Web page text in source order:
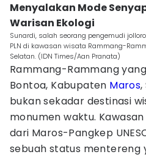
Menyalakan Mode
Warisan Ekologi
Sunardi, salah seorang pengemudi
PLN di kawasan wisata Rammang-
Selatan. (IDN Times/Aan Pranata)
Rammang-Rammang
Bontoa, Kabupaten Maros,
bukan sekadar destinasi
monumen waktu.
dari Maros-Pangkep
sebuah status mentereng